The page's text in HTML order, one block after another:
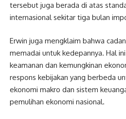
tersebut juga berada di atas
internasional sekitar tiga bulan
Erwin juga mengklaim bahwa
memadai untuk kedepannya. Hal
keamanan dan kemungkinan
respons kebijakan yang berbeda
ekonomi makro dan sistem
pemulihan ekonomi nasional.